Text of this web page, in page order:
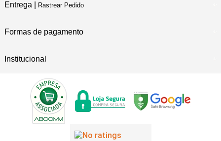
Entrega | Rastrear Pedido
Formas de pagamento
Institucional